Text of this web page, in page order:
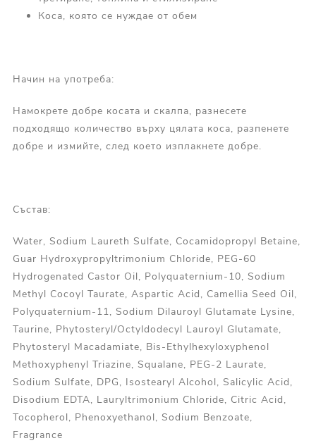
Коса, която се нуждае от обем
Начин на употреба:
Намокрете добре косата и скалпа, разнесете
подходящо количество върху цялата коса, разпенете
добре и измийте, след което изплакнете добре.
Състав:
Water, Sodium Laureth Sulfate, Cocamidopropyl Betaine,
Guar Hydroxypropyltrimonium Chloride, PEG-60
Hydrogenated Castor Oil, Polyquaternium-10, Sodium
Methyl Cocoyl Taurate, Aspartic Acid, Camellia Seed Oil,
Polyquaternium-11, Sodium Dilauroyl Glutamate Lysine,
Taurine, Phytosteryl/Octyldodecyl Lauroyl Glutamate,
Phytosteryl Macadamiate, Bis-Ethylhexyloxyphenol
Methoxyphenyl Triazine, Squalane, PEG-2 Laurate,
Sodium Sulfate, DPG, Isostearyl Alcohol, Salicylic Acid,
Disodium EDTA, Lauryltrimonium Chloride, Citric Acid,
Tocopherol, Phenoxyethanol, Sodium Benzoate,
Fragrance